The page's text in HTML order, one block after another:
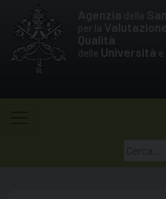
content
per la Valutazione
Qualità
delle Università e
per: